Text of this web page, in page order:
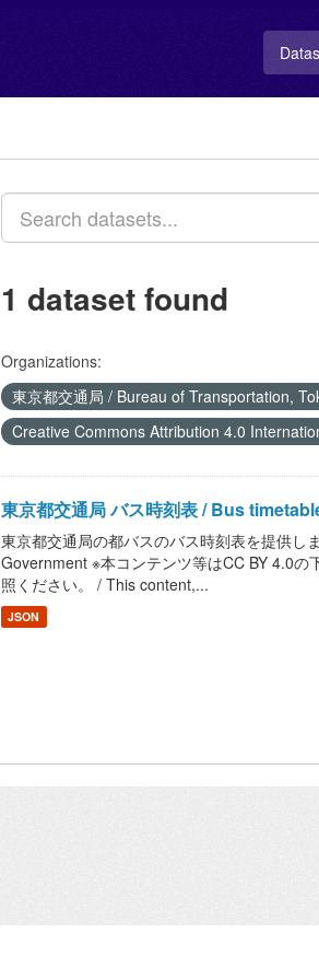
1 dataset found
Organizations:
東京都交通局 / Bureau of Transportation,
Creative Commons Attribution 4.0
東京都交通局 バス時刻表 / Bus
東京都交通局の都バスのバス時刻表を提供
Government ※本コンテンツ等はCC BY 4.0の
照ください。 / This content,...
JSON